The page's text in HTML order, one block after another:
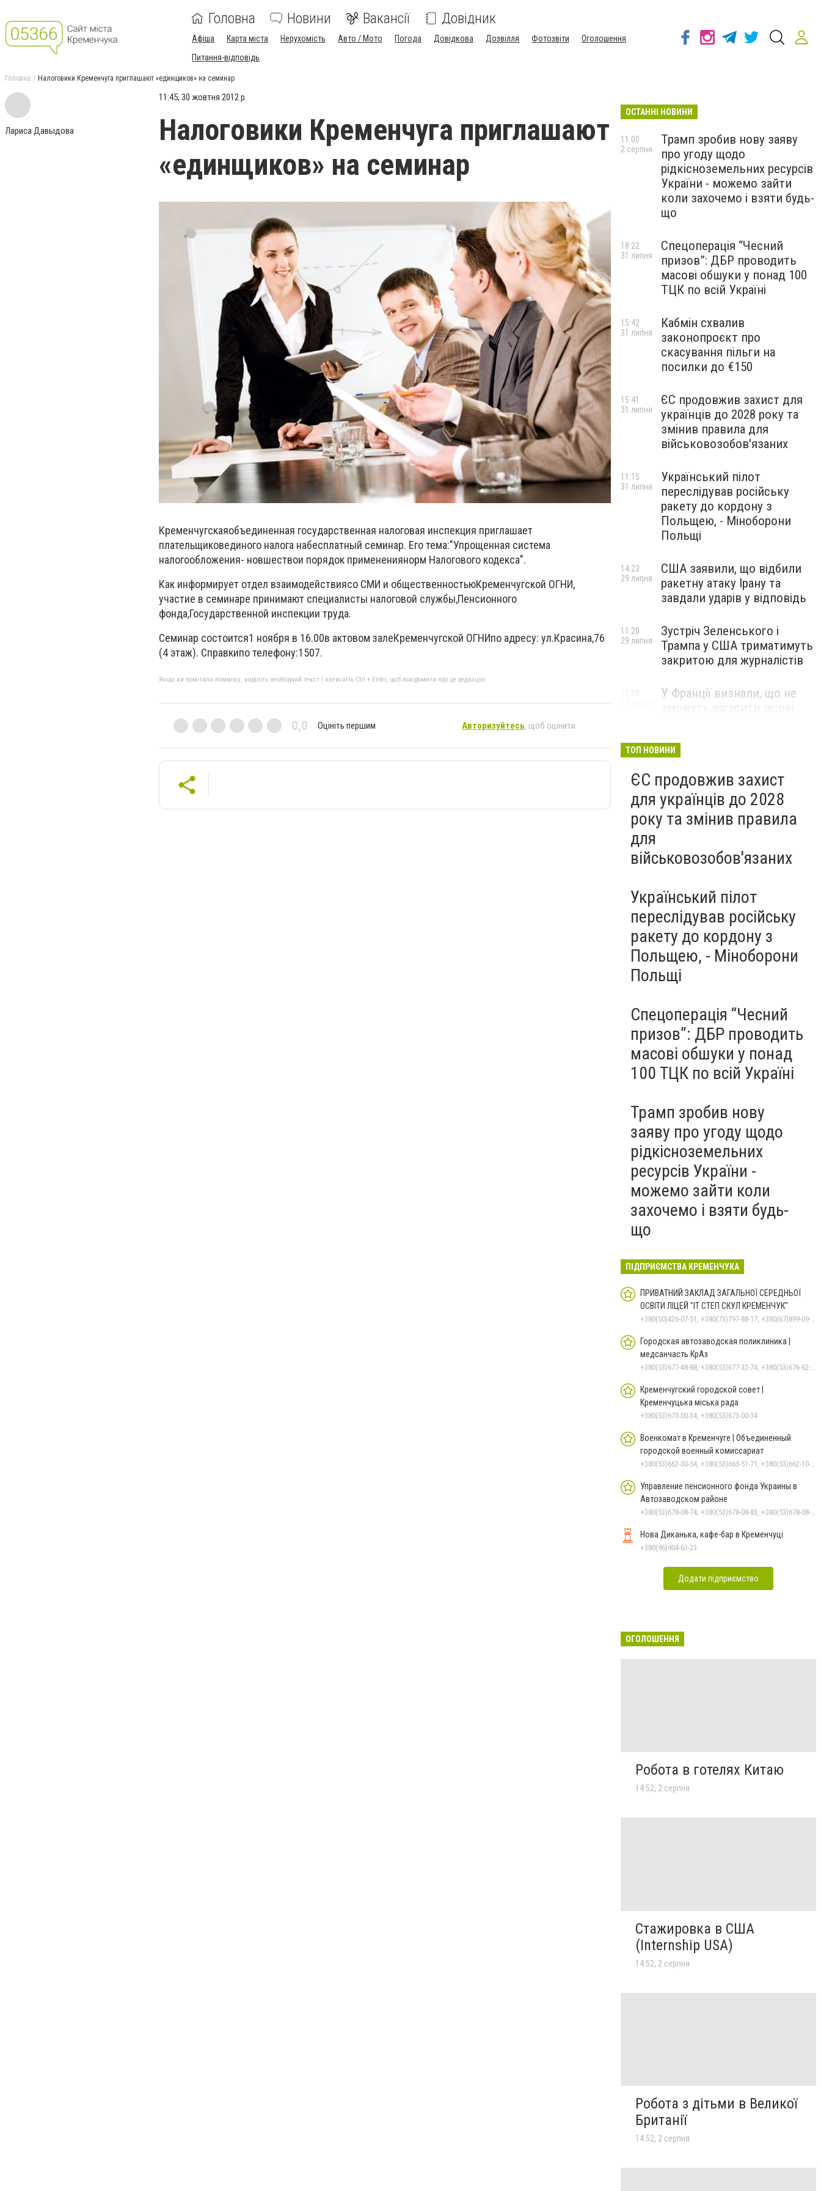
Головна Новини Вакансії Довідник
Афіша Карта міста Нерухомість Авто / Мото Погода Довідкова Дозвілля Фотозвіти
Оголошення
Питання-відповідь
Головна Налоговики Кременчуга приглашают «единщиков» на семинар
Лариса Давыдова
11:45, 30 жовтня 2012 р.
Налоговики Кременчуга приглашают
«единщиков» на семинар
Кременчугскаяобъединенная государственная налоговая инспекция приглашает
плательщиковединого налога набесплатный семинар. Его тема:"Упрощенная система
налогообложения- новшествои порядок применениянорм Налогового кодекса".
Как информирует отдел взаимодействиясо СМИ и общественностьюКременчугской ОГНИ,
участие в семинаре принимают специалисты налоговой службы,Пенсионного
фонда,Государственной инспекции труда.
Семинар состоится1 ноября в 16.00в актовом залеКременчугской ОГНИпо адресу: ул.Красина,76
(4 этаж). Справкипо телефону:1507.
Якщо ви помітили помилку, виділіть необхідний текст і натисніть Ctrl + Enter, щоб повідомити про це редакцію
0,0 Оцініть першим Авторизуйтесь, щоб оцінити
ОСТАННІ НОВИНИ
Трамп зробив нову заяву
про угоду щодо
рідкісноземельних ресурсів
України - можемо зайти
коли захочемо і взяти будь-
що
11:00
2 серпня
Спецоперація “Чесний
призов”: ДБР проводить
масові обшуки у понад 100
ТЦК по всій Україні
18:22
31 липня
Кабмін схвалив
законопроєкт про
скасування пільги на
посилки до €150
15:42
31 липня
ЄС продовжив захист для
українців до 2028 року та
змінив правила для
військовозобов'язаних
15:41
31 липня
Український пілот
переслідував російську
ракету до кордону з
Польщею, - Міноборони
Польщі
11:15
31 липня
США заявили, що відбили
ракетну атаку Ірану та
завдали ударів у відповідь
14:23
29 липня
Зустріч Зеленського і
Трампа у США триматимуть
закритою для журналістів
11:20
29 липня
У Франції визнали, що не
ТОП НОВИНИ
ЄС продовжив захист
для українців до 2028
року та змінив правила
для
військовозобов'язаних
Український пілот
переслідував російську
ракету до кордону з
Польщею, - Міноборони
Польщі
Спецоперація “Чесний
призов”: ДБР проводить
масові обшуки у понад
100 ТЦК по всій Україні
Трамп зробив нову
заяву про угоду щодо
рідкісноземельних
ресурсів України -
можемо зайти коли
захочемо і взяти будь-
що
ПІДПРИЄМСТВА КРЕМЕНЧУКА
ПРИВАТНИЙ ЗАКЛАД ЗАГАЛЬНОЇ СЕРЕДНЬОЇ
ОСВІТИ ЛІЦЕЙ "ІТ СТЕП СКУЛ КРЕМЕНЧУК"
+380(50)426-07-51, +380(73)797-88-17, +380(67)899-09-16
Городская автозаводская поликлиника |
медсанчасть КрАз
+380(53)677-48-88, +380(53)677-32-74, +380(53)676-62-99, +380536766187
Кременчугский городской совет |
Кременчуцька міська рада
+380(53)673-00-34, +380(53)673-00-34
Военкомат в Кременчуге | Объединенный
городской военный комиссариат
+380(53)662-00-54, +380(53)663-51-71, +380(53)662-10-35
Управление пенсионного фонда Украины в
Автозаводском районе
+380(53)678-08-74, +380(53)678-08-83, +380(53)678-08-41, +380(53)678-08-86, +380(53)678-09-05
Нова Диканька, кафе-бар в Кременчуці
+380(96)904-63-23
Додати підприємство
ОГОЛОШЕННЯ
Робота в готелях Китаю
14:52, 2 серпня
Стажировка в США
(Internship USA)
14:52, 2 серпня
Робота з дітьми в Великої
Британії
14:52, 2 серпня